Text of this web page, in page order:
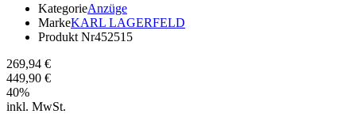
KategorieAnzüge
MarkeKARL LAGERFELD
Produkt Nr452515
269,94 €
449,90 €
40%
inkl. MwSt.